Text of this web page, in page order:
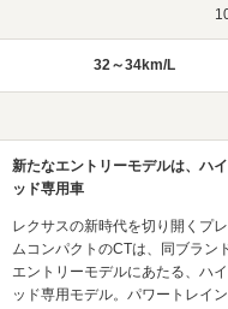
32～34km/L
新たなエントリーモデルは、ハ
ッド専用車
レクサスの新時代を切り開くプ
ムコンパクトのCTは、同ブラン
エントリーモデルにあたる、ハイ
ッド専用モデル。パワートレイ